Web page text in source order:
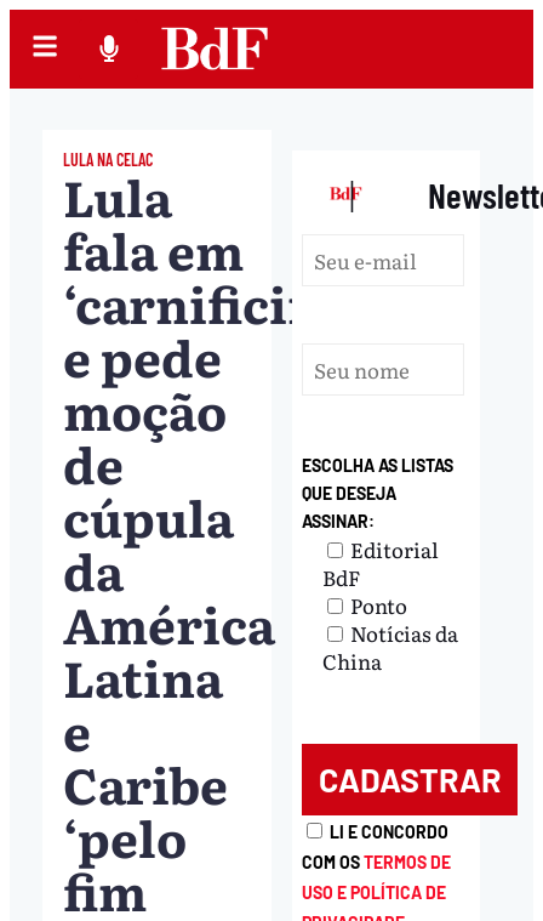
LULA NA CELAC
Lula
fala em
‘carnificina’
e pede
moção
de
cúpula
da
América
Latina
e
Caribe
‘pelo
fim
|
ESCOLHA AS LISTAS
QUE DESEJA
ASSINAR:
Editorial
BdF
Ponto
Notícias da
China
LI E CONCORDO
COM OSTERMOS DE
USO E POLÍTICA DE